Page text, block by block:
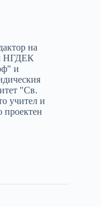
на
НГДЕК
и
"Св.
учител и
проектен